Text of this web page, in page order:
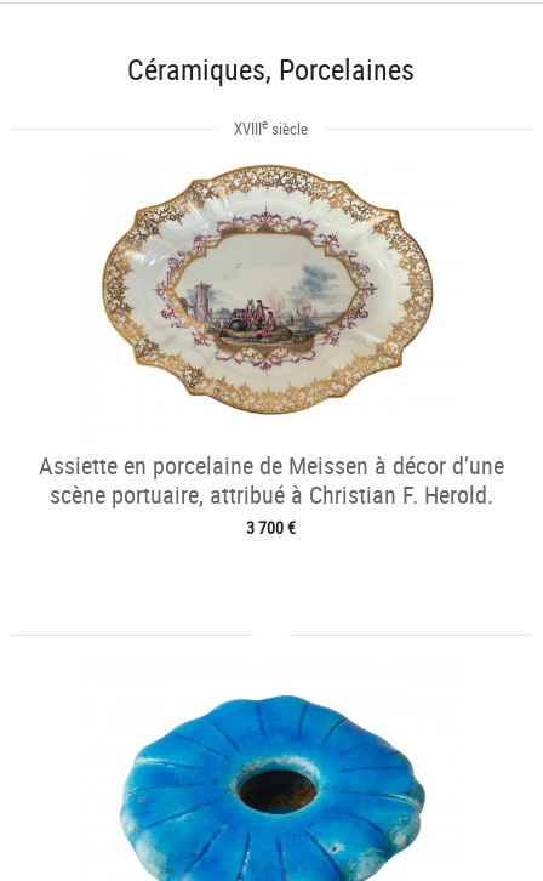
Céramiques, Porcelaines
XVIIIe siècle
Assiette en porcelaine de Meissen à décor d’une
scène portuaire, attribué à Christian F. Herold.
3 700 €